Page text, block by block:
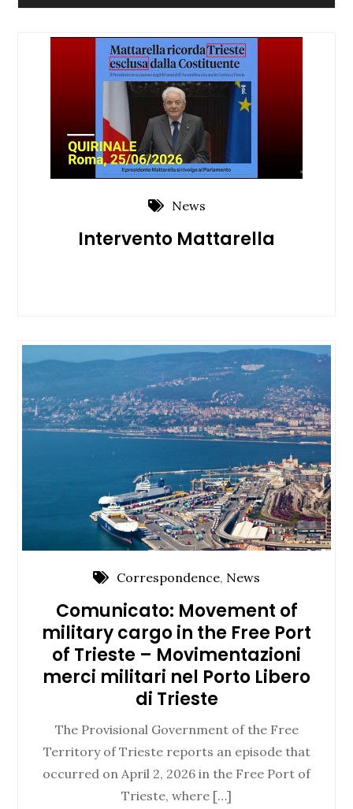
News
Intervento Mattarella
Correspondence, News
Comunicato: Movement of
military cargo in the Free Port
of Trieste – Movimentazioni
merci militari nel Porto Libero
di Trieste
The Provisional Government of the Free
Territory of Trieste reports an episode that
occurred on April 2, 2026 in the Free Port of
Trieste, where […]